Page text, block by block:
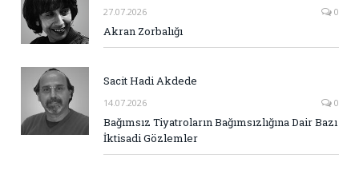
27.07.2026 0
Akran Zorbalığı
Sacit Hadi Akdede
14.07.2026 0
Bağımsız Tiyatroların Bağımsızlığına Dair Bazı
İktisadi Gözlemler